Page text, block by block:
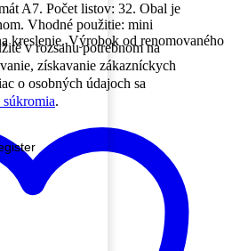
v rozsahu potrebnom na
získavanie zákazníckych
o osobných údajoch sa
.
A7. Počet listov: 32. Obal je
Vhodné použitie: mini
kreslenie. Výrobok od renomovaného